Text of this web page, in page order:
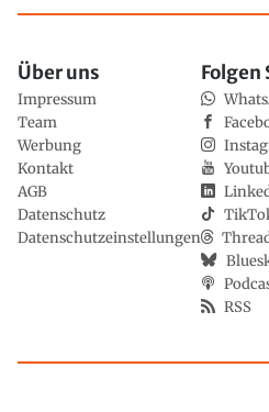
Über uns
Impressum
Team
Werbung
Kontakt
AGB
Datenschutz
Datenschutzeinstellungen
Folgen
RSS